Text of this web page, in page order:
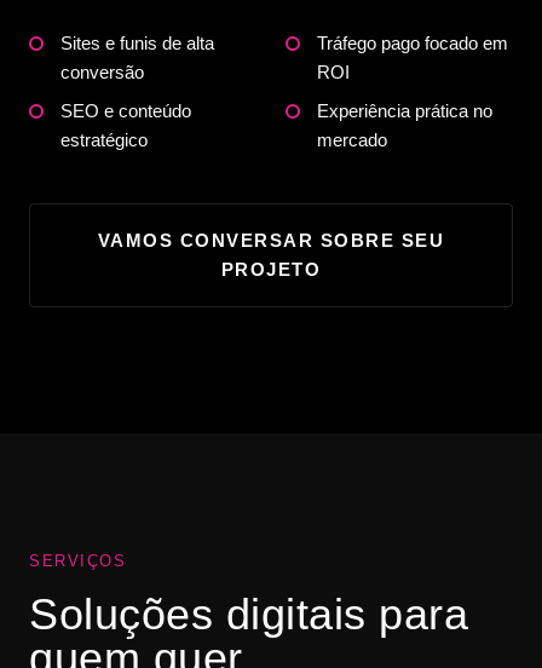
Sites e funis de alta
conversão
Tráfego pago focado em
ROI
SEO e conteúdo
estratégico
Experiência prática no
mercado
VAMOS CONVERSAR SOBRE SEU
PROJETO
SERVIÇOS
Soluções digitais para
quem quer